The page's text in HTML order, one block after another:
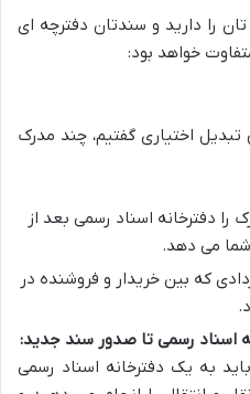
را دارید و سندتان دفترچه ای
خواهد بود:
اختیاری گفتیم، چند مدرک
را دفترخانه اسناد رسمی بعد از
شما می دهد.
که بین خریدار و فروشنده در
اسناد رسمی تا صدور سند جدید:
به یک دفترخانه اسناد رسمی